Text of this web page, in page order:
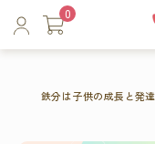
0
鉄分は子供の成長と発